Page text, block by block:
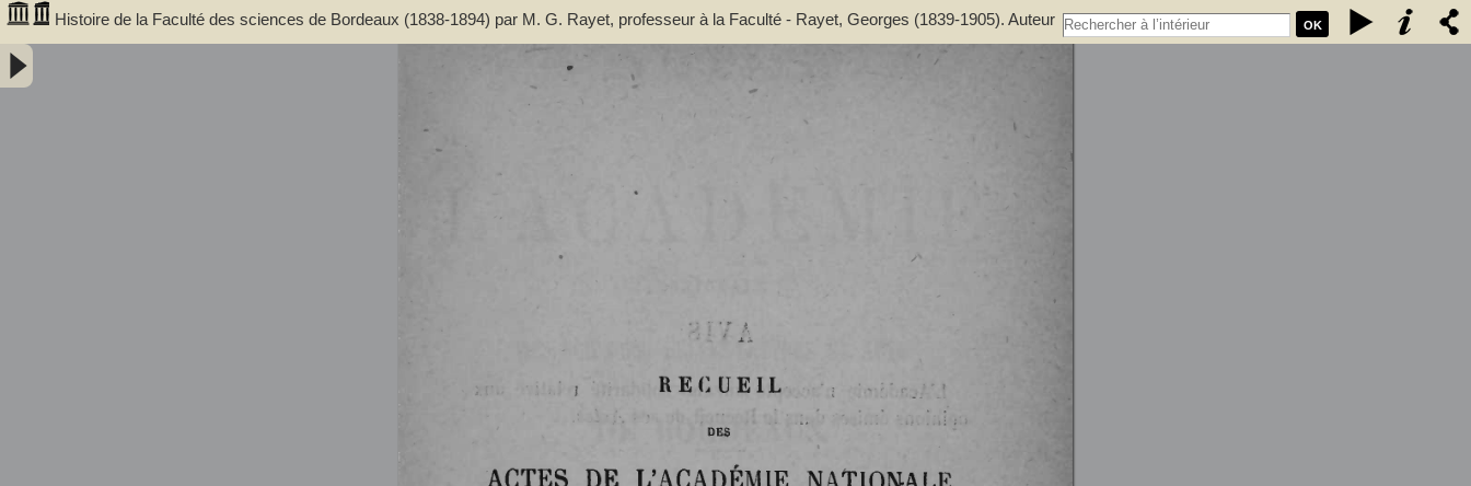
OK
Histoire de la Faculté des sciences de Bordeaux (1838-1894) par M. G. Rayet, professeur à la Faculté - Rayet, Georges (1839-1905). Auteur